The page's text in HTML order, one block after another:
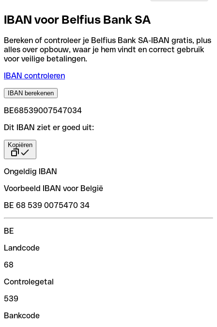
IBAN voor Belfius Bank SA
Bereken of controleer je Belfius Bank SA-IBAN gratis, plus
alles over opbouw, waar je hem vindt en correct gebruik
voor veilige betalingen.
IBAN controleren
IBAN berekenen
BE68539007547034
Dit IBAN ziet er goed uit:
Kopiëren
Ongeldig IBAN
Voorbeeld IBAN voor België
BE 68 539 0075470 34
BE
Landcode
68
Controlegetal
539
Bankcode